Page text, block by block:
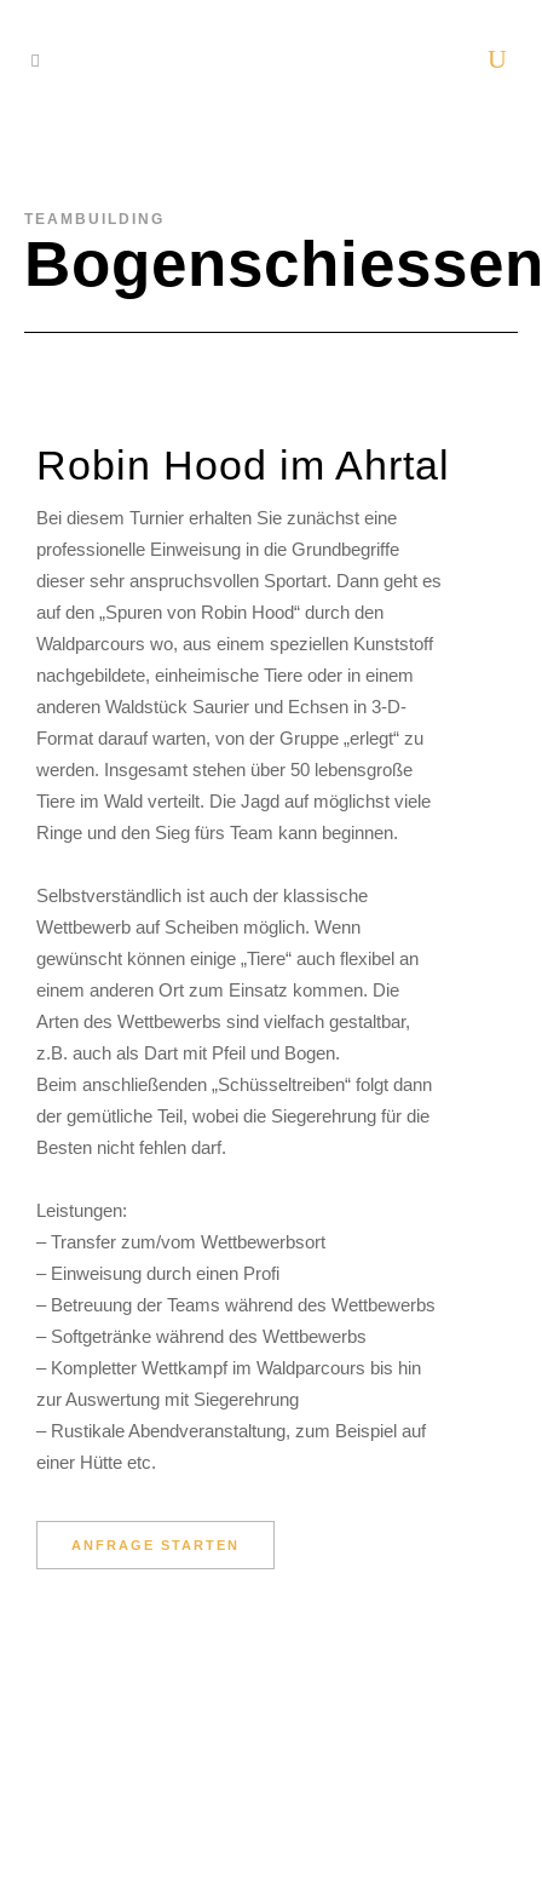
TEAMBUILDING
Robin Hood im Ahrtal
Bei diesem Turnier erhalten Sie zunächst eine
professionelle Einweisung in die Grundbegriffe
dieser sehr anspruchsvollen Sportart. Dann geht es
auf den „Spuren von Robin Hood“ durch den
Waldparcours wo, aus einem speziellen Kunststoff
nachgebildete, einheimische Tiere oder in einem
anderen Waldstück Saurier und Echsen in 3-D-
Format darauf warten, von der Gruppe „erlegt“ zu
werden. Insgesamt stehen über 50 lebensgroße
Tiere im Wald verteilt. Die Jagd auf möglichst viele
Ringe und den Sieg fürs Team kann beginnen.
Selbstverständlich ist auch der klassische
Wettbewerb auf Scheiben möglich. Wenn
gewünscht können einige „Tiere“ auch flexibel an
einem anderen Ort zum Einsatz kommen. Die
Arten des Wettbewerbs sind vielfach gestaltbar,
z.B. auch als Dart mit Pfeil und Bogen.
Beim anschließenden „Schüsseltreiben“ folgt dann
der gemütliche Teil, wobei die Siegerehrung für die
Besten nicht fehlen darf.
Leistungen:
– Transfer zum/vom Wettbewerbsort
– Einweisung durch einen Profi
– Betreuung der Teams während des Wettbewerbs
– Softgetränke während des Wettbewerbs
– Kompletter Wettkampf im Waldparcours bis hin
zur Auswertung mit Siegerehrung
– Rustikale Abendveranstaltung, zum Beispiel auf
einer Hütte etc.
ANFRAGE STARTEN